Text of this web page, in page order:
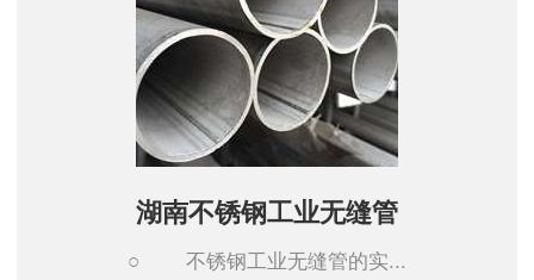
湖南不锈钢工业无缝管
○ 不锈钢工业无缝管的实...